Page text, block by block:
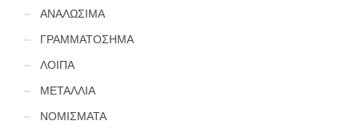
ΑΝΑΛΩΣΙΜΑ
ΓΡΑΜΜΑΤΟΣΗΜΑ
ΛΟΙΠΑ
ΜΕΤΑΛΛΙΑ
ΝΟΜΙΣΜΑΤΑ